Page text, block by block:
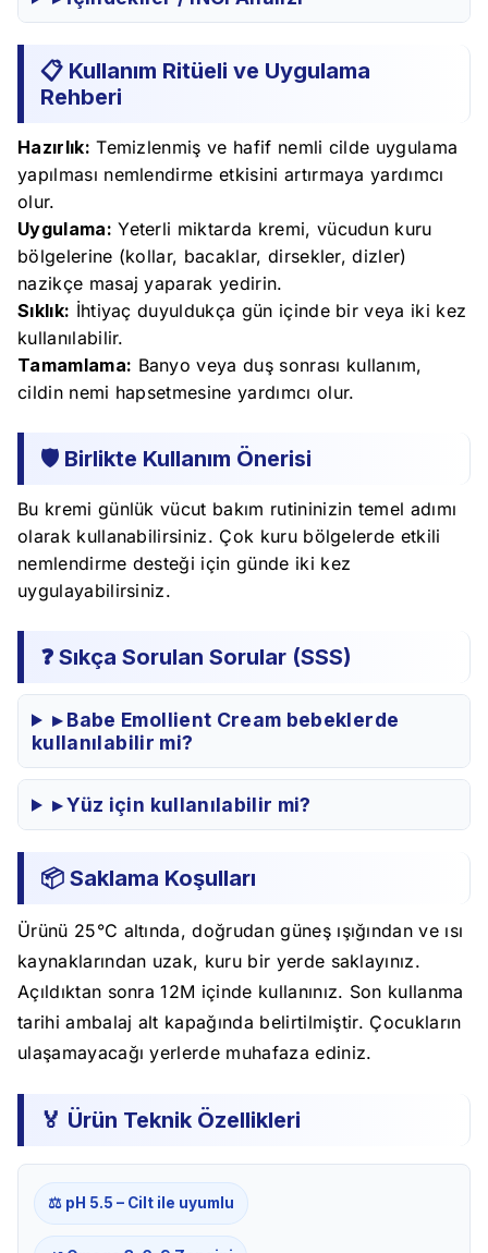
📋 Kullanım Ritüeli ve Uygulama
Rehberi
Hazırlık: Temizlenmiş ve hafif nemli cilde uygulama
yapılması nemlendirme etkisini artırmaya yardımcı
olur.
Uygulama: Yeterli miktarda kremi, vücudun kuru
bölgelerine (kollar, bacaklar, dirsekler, dizler)
nazikçe masaj yaparak yedirin.
Sıklık: İhtiyaç duyuldukça gün içinde bir veya iki kez
kullanılabilir.
Tamamlama: Banyo veya duş sonrası kullanım,
cildin nemi hapsetmesine yardımcı olur.
🛡️ Birlikte Kullanım Önerisi
Bu kremi günlük vücut bakım rutininizin temel adımı
olarak kullanabilirsiniz. Çok kuru bölgelerde etkili
nemlendirme desteği için günde iki kez
uygulayabilirsiniz.
❓ Sıkça Sorulan Sorular (SSS)
▸ Babe Emollient Cream bebeklerde
kullanılabilir mi?
▸ Yüz için kullanılabilir mi?
📦 Saklama Koşulları
Ürünü 25°C altında, doğrudan güneş ışığından ve ısı
kaynaklarından uzak, kuru bir yerde saklayınız.
Açıldıktan sonra 12M içinde kullanınız. Son kullanma
tarihi ambalaj alt kapağında belirtilmiştir. Çocukların
ulaşamayacağı yerlerde muhafaza ediniz.
🏅 Ürün Teknik Özellikleri
⚖️ pH 5.5 – Cilt ile uyumlu